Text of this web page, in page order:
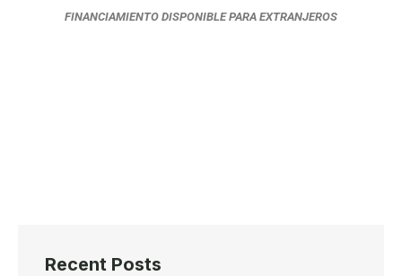
FINANCIAMIENTO DISPONIBLE PARA EXTRANJEROS
Recent Posts